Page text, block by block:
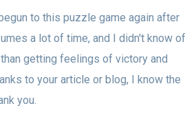
a lot of time, and I didn't know of
getting feelings of victory and
to your article or blog, I know the
you.